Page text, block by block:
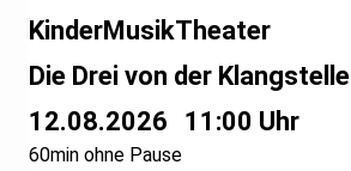
12.08.2026 11:00 Uhr
60min ohne Pause
KinderMusikTheater
Die Drei von der Klangstelle